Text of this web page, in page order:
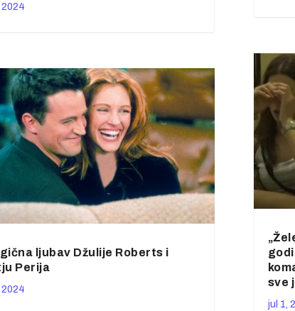
2024
ljubav Džulije Roberts i
Perija
2024
sve
jul 1,